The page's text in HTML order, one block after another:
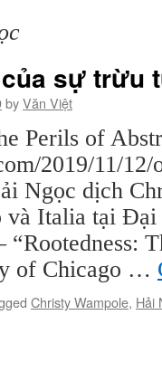
sự trừu
byVăn Việt
Perils of
2019/11/12/
Ngọc dịch
và Italia tại
of Chicago …
Christy Wampole, Hải